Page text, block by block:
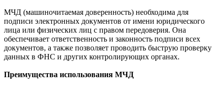
МЧД (машиночитаемая доверенность) необходима для
подписи электронных документов от имени юридического
лица или физических лиц с правом передоверия. Она
обеспечивает ответственность и законность подписи всех
документов, а также позволяет проводить быструю проверку
данных в ФНС и других контролирующих органах.
Преимущества использования МЧД